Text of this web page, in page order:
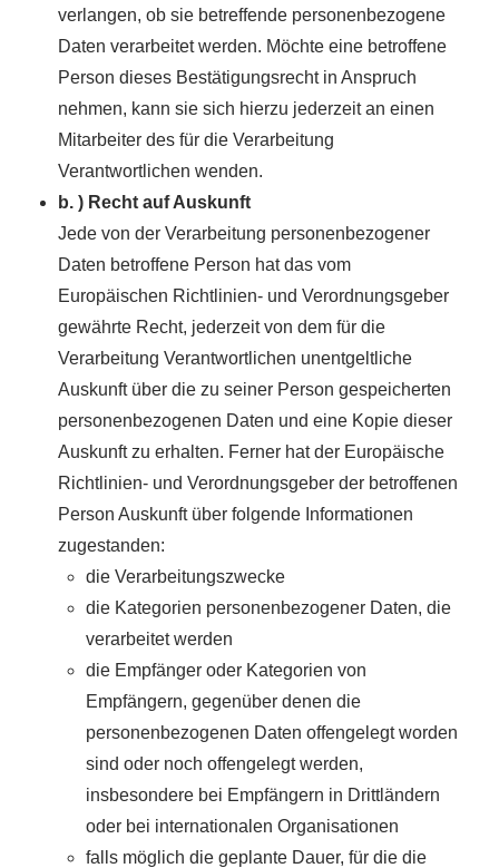
verlangen, ob sie betreffende personenbezogene
Daten verarbeitet werden. Möchte eine betroffene
Person dieses Bestätigungsrecht in Anspruch
nehmen, kann sie sich hierzu jederzeit an einen
Mitarbeiter des für die Verarbeitung
Verantwortlichen wenden.
b. ) Recht auf Auskunft
Jede von der Verarbeitung personenbezogener
Daten betroffene Person hat das vom
Europäischen Richtlinien- und Verordnungsgeber
gewährte Recht, jederzeit von dem für die
Verarbeitung Verantwortlichen unentgeltliche
Auskunft über die zu seiner Person gespeicherten
personenbezogenen Daten und eine Kopie dieser
Auskunft zu erhalten. Ferner hat der Europäische
Richtlinien- und Verordnungsgeber der betroffenen
Person Auskunft über folgende Informationen
zugestanden:
die Verarbeitungszwecke
die Kategorien personenbezogener Daten, die
verarbeitet werden
die Empfänger oder Kategorien von
Empfängern, gegenüber denen die
personenbezogenen Daten offengelegt worden
sind oder noch offengelegt werden,
insbesondere bei Empfängern in Drittländern
oder bei internationalen Organisationen
falls möglich die geplante Dauer, für die die